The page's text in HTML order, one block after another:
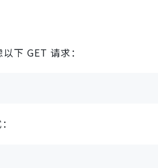
下 GET 请求：